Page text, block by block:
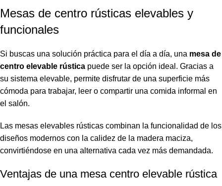
Mesas de centro rústicas elevables y
funcionales
Si buscas una solución práctica para el día a día, una mesa de
centro elevable rústica puede ser la opción ideal. Gracias a
su sistema elevable, permite disfrutar de una superficie más
cómoda para trabajar, leer o compartir una comida informal en
el salón.
Las mesas elevables rústicas combinan la funcionalidad de los
diseños modernos con la calidez de la madera maciza,
convirtiéndose en una alternativa cada vez más demandada.
Ventajas de una mesa centro elevable rústica